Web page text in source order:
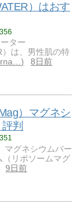
）はおす
ター
）は、男性肌の特
8日前
）マグネシ
判
マグネシウムバー
（リポソームマグ
9日前